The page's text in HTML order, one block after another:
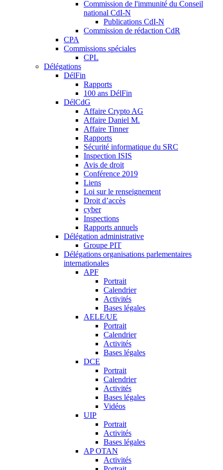
Commission de l'immunité du Conseil
national CdI-N
Publications CdI-N
Commission de rédaction CdR
CPA
Commissions spéciales
CPL
Délégations
DélFin
Rapports
100 ans DélFin
DélCdG
Affaire Crypto AG
Affaire Daniel M.
Affaire Tinner
Rapports
Sécurité informatique du SRC
Inspection ISIS
Avis de droit
Conférence 2019
Liens
Loi sur le renseignement
Droit d’accès
cyber
Inspections
Rapports annuels
Délégation administrative
Groupe PIT
Délégations organisations parlementaires
internationales
APF
Portrait
Calendrier
Activités
Bases légales
AELE/UE
Portrait
Calendrier
Activités
Bases légales
DCE
Portrait
Calendrier
Activités
Bases légales
Vidéos
UIP
Portrait
Activités
Bases légales
AP OTAN
Activités